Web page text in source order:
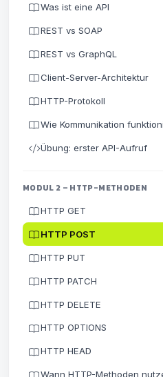
Was ist eine API
REST vs SOAP
REST vs GraphQL
Client-Server-Architektur
HTTP-Protokoll
Wie Kommunikation
Übung: erster API-Aufruf
MODUL 2 – HTTP-METHODEN
HTTP GET
HTTP POST
HTTP PUT
HTTP PATCH
HTTP DELETE
HTTP OPTIONS
HTTP HEAD
Wann HTTP-Methoden